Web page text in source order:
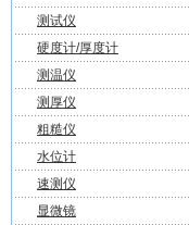
测试仪
硬度计/厚度计
测温仪
测厚仪
粗糙仪
水位计
速测仪
显微镜